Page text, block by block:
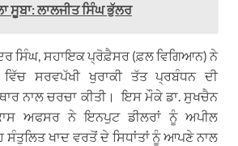
ਸੂਬਾ: ਲਾਲਜੀਤ ਸਿੰਘ ਭੁੱਲਰ
ਸਿੰਘ, ਸਹਾਇਕ ਪ੍ਰੋਫ਼ੈਸਰ (ਫ਼ਲ ਵਿਗਿਆਨ) ਨੇ
ਸਰਵਪੱਖੀ ਖੁਰਾਕੀ ਤੱਤ ਪ੍ਰਬੰਧਨ ਦੀ
ਨਾਲ ਚਰਚਾ ਕੀਤੀ। ਇਸ ਮੌਕੇ ਡਾ. ਸੁਖਚੈਨ
ਅਫਸਰ ਨੇ ਇਨਪੁਟ ਡੀਲਰਾਂ ਨੂੰ ਅਪੀਲ
ਸੰਤੁਲਿਤ ਖਾਦ ਵਰਤੋਂ ਦੇ ਸਿਧਾਂਤਾਂ ਨੂੰ ਆਪਣੇ ਨਾਲ